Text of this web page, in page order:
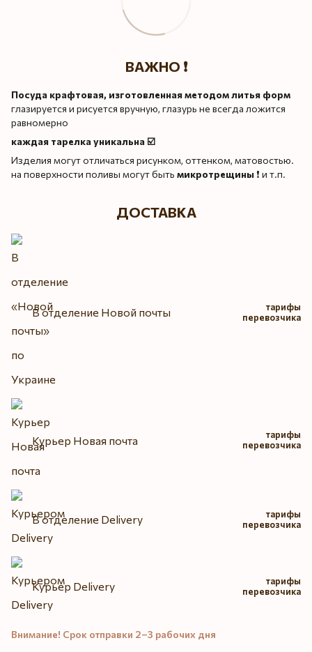
ВАЖНО ❗️
Посуда крафтовая, изготовленная методом литья форм
глазируется и рисуется вручную, глазурь не всегда ложится
равномерно
каждая тарелка уникальна ☑️
Изделия могут отличаться рисунком, оттенком, матовостью.
на поверхности поливы могут быть микротрещины ❗️ и т.п.
ДОСТАВКА
В отделение Новой почты
тарифы
перевозчика
Курьер Новая почта
тарифы
перевозчика
В отделение Delivery
тарифы
перевозчика
Курьер Delivery
тарифы
перевозчика
Внимание! Срок отправки 2–3 рабочих дня